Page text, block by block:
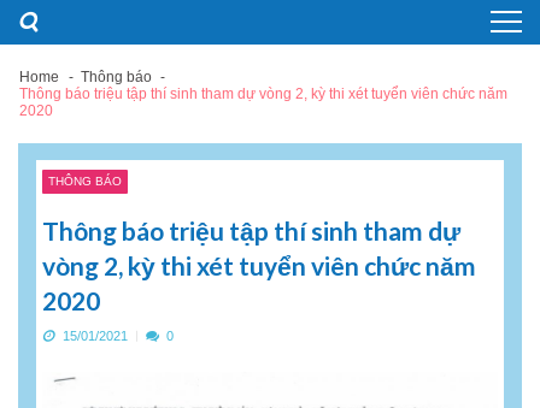
Skip
navigation
Skip
content
Home
Thông báo
Thông báo triệu tập thí sinh tham dự vòng 2, kỳ thi xét tuyển viên chức năm
2020
THÔNG BÁO
Thông báo triệu tập thí sinh tham dự
vòng 2, kỳ thi xét tuyển viên chức năm
2020
15/01/2021 0